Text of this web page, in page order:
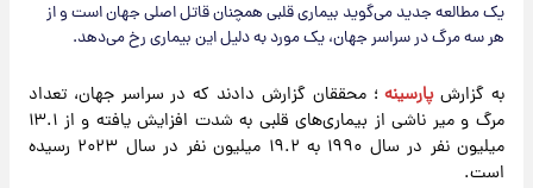
یک مطالعه جدید می‌گوید بیماری قلبی همچنان قاتل اصلی جهان است و از
هر سه مرگ در سراسر جهان، یک مورد به دلیل این بیماری رخ می‌دهد.
به گزارشپارسینه؛ محققان گزارش دادند که در سراسر جهان، تعداد
مرگ و میر ناشی از بیماری‌های قلبی به شدت افزایش یافته و از ۱۳.۱
میلیون نفر در سال ۱۹۹۰ به ۱۹.۲ میلیون نفر در سال ۲۰۲۳ رسیده
است.